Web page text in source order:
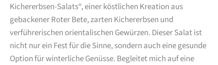
Kichererbsen-Salats“, einer köstlichen Kreation aus
gebackener Roter Bete, zarten Kichererbsen und
verführerischen orientalischen Gewürzen. Dieser Salat ist
nicht nur ein Fest für die Sinne, sondern auch eine gesunde
Option für winterliche Genüsse. Begleitet mich auf eine